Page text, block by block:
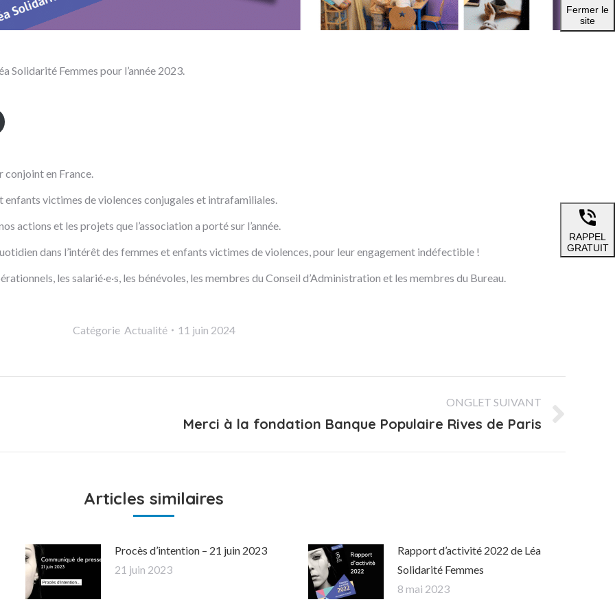
Solidarité Femmes pour l’année 2023.
conjoint en France.
victimes de violences conjugales et intrafamiliales.
actions et les projets que l’association a porté sur l’année.
dans l’intérêt des femmes et enfants victimes de violences, pour leur engagement indéfectible !
les salarié·e·s, les bénévoles, les membres du Conseil d’Administration et les membres du Bureau.
Catégorie Actualité 11 juin 2024
ONGLET SUIVANT
Onglet
Merci à la fondation Banque Populaire Rives de Paris
Articles similaires
Procès d’intention – 21 juin 2023
21 juin 2023
Rapport d’activité 2022 de Léa
Solidarité Femmes
8 mai 2023
Fermer le
site
RAPPEL
GRATUIT